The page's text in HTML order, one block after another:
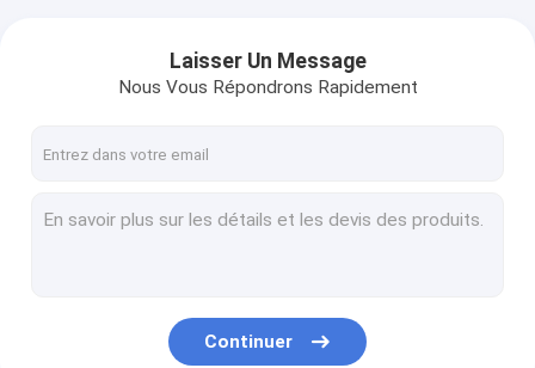
élément de filtre à air
Élément filtrant d'acier inoxydable
Filtre de HEPA faisant la machine
Laisser Un Message
Nous Vous Répondrons Rapidement
Continuer